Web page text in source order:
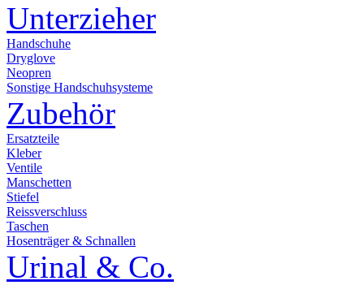
Unterzieher
Handschuhe
Dryglove
Neopren
Sonstige Handschuhsysteme
Zubehör
Ersatzteile
Kleber
Ventile
Manschetten
Stiefel
Reissverschluss
Taschen
Hosenträger & Schnallen
Urinal & Co.